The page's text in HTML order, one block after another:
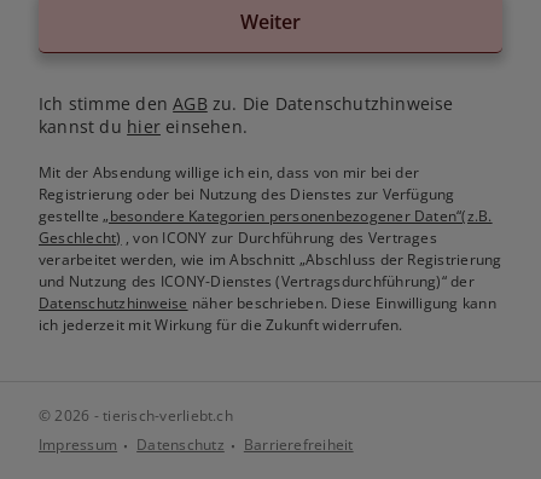
Weiter
Ich stimme denAGB zu. Die Datenschutzhinweise
kannst du hiereinsehen.
Mit der Absendung willige ich ein, dass von mir bei der
Registrierung oder bei Nutzung des Dienstes zur Verfügung
gestellte„besondere Kategorien personenbezogener Daten“(z.B.
Geschlecht) , von ICONY zur Durchführung des Vertrages
verarbeitet werden, wie im Abschnitt „Abschluss der Registrierung
und Nutzung des ICONY-Dienstes (Vertragsdurchführung)“ der
Datenschutzhinweise näher beschrieben. Diese Einwilligung kann
ich jederzeit mit Wirkung für die Zukunft widerrufen.
© 2026 - tierisch-verliebt.ch
Impressum
Datenschutz Barrierefreiheit